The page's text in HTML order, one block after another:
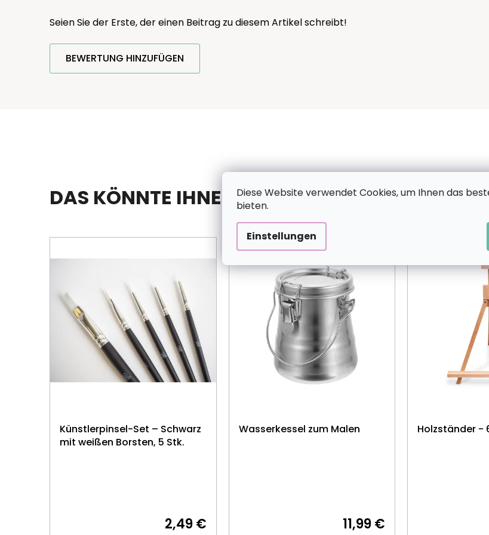
Diese Website verwendet Cookies, um Ihnen das
bieten.
Einstellungen
Seien Sie der Erste, der einen Beitrag zu diesem Artikel schreibt!
BEWERTUNG HINZUFÜGEN
DAS KÖNNTE IHNEN AUCH GEFALLEN
Künstlerpinsel-Set – Schwarz
mit weißen Borsten, 5 Stk.
2,49 €
Wasserkessel zum Malen
11,99 €
Holzständer -